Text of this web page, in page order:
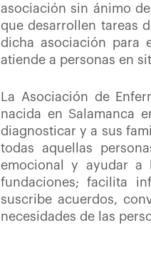
asociación sin ánimo
que desarrollen tareas
dicha asociación para
atiende a personas en
La Asociación de
nacida en Salamanca
diagnosticar y a sus
todas aquellas
emocional y ayudar a
fundaciones; facilita
suscribe acuerdos,
necesidades de las